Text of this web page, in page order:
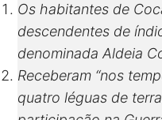
Os habitantes de
descendentes de
denominada Aldeia
Receberam “nos
quatro léguas de